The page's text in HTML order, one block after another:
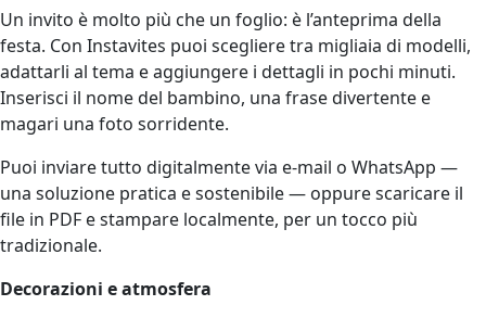
Un invito è molto più che un foglio: è l’anteprima della
festa. Con Instavites puoi scegliere tra migliaia di modelli,
adattarli al tema e aggiungere i dettagli in pochi minuti.
Inserisci il nome del bambino, una frase divertente e
magari una foto sorridente.
Puoi inviare tutto digitalmente via e-mail o WhatsApp —
una soluzione pratica e sostenibile — oppure scaricare il
file in PDF e stampare localmente, per un tocco più
tradizionale.
Decorazioni e atmosfera